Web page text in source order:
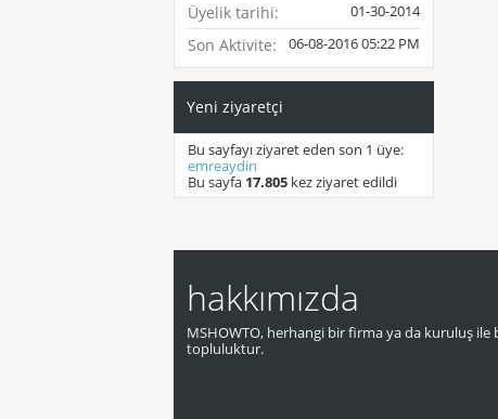
Üyelik tarihi 01-30-2014
Son Aktivite 06-08-201605:22 PM
Yeni ziyaretçi
Bu sayfayı ziyaret eden son 1 üye:
emreaydin
Bu sayfa 17.805 kez ziyaret edildi
hakkımızda
MSHOWTO, herhangi bir firma ya da kuruluş ile
topluluktur.